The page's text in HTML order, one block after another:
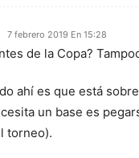
7 febrero 2019 En 15:28
de la Copa?
ahí es que está
un base es
torneo).